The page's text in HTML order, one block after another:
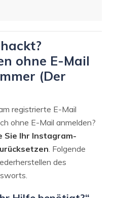
ohne E-Mail
(Der
registrierte E-Mail
ohne E-Mail anmelden?
Sie Ihr Instagram-
. Folgende
des